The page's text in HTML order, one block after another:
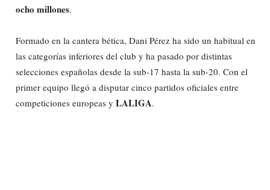
ocho millones.
Formado en la cantera bética, Dani Pérez ha sido un habitual en
las categorías inferiores del club y ha pasado por distintas
selecciones españolas desde la sub-17 hasta la sub-20. Con el
primer equipo llegó a disputar cinco partidos oficiales entre
competiciones europeas y LALIGA.